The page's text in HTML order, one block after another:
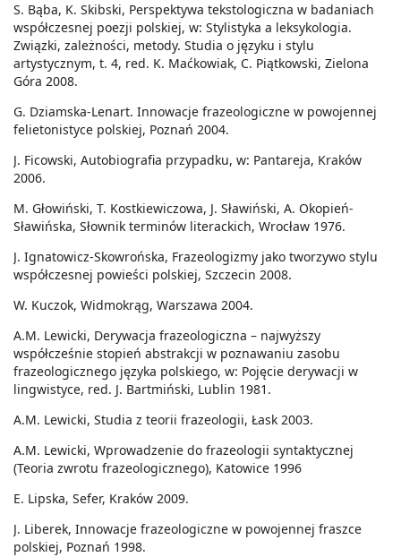
S. Bąba, K. Skibski, Perspektywa tekstologiczna w badaniach
współczesnej poezji polskiej, w: Stylistyka a leksykologia.
Związki, zależności, metody. Studia o języku i stylu
artystycznym, t. 4, red. K. Maćkowiak, C. Piątkowski, Zielona
Góra 2008.
G. Dziamska-Lenart. Innowacje frazeologiczne w powojennej
felietonistyce polskiej, Poznań 2004.
J. Ficowski, Autobiografia przypadku, w: Pantareja, Kraków
2006.
M. Głowiński, T. Kostkiewiczowa, J. Sławiński, A. Okopień-
Sławińska, Słownik terminów literackich, Wrocław 1976.
J. Ignatowicz-Skowrońska, Frazeologizmy jako tworzywo stylu
współczesnej powieści polskiej, Szczecin 2008.
W. Kuczok, Widmokrąg, Warszawa 2004.
A.M. Lewicki, Derywacja frazeologiczna – najwyższy
współcześnie stopień abstrakcji w poznawaniu zasobu
frazeologicznego języka polskiego, w: Pojęcie derywacji w
lingwistyce, red. J. Bartmiński, Lublin 1981.
A.M. Lewicki, Studia z teorii frazeologii, Łask 2003.
A.M. Lewicki, Wprowadzenie do frazeologii syntaktycznej
(Teoria zwrotu frazeologicznego), Katowice 1996
E. Lipska, Sefer, Kraków 2009.
J. Liberek, Innowacje frazeologiczne w powojennej fraszce
polskiej, Poznań 1998.